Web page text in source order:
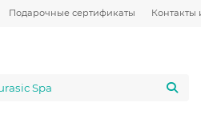
Подарочные сертификаты Контакты